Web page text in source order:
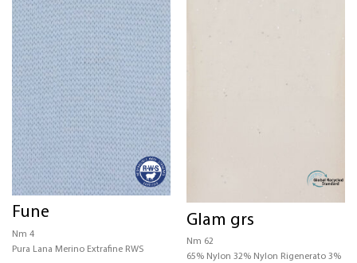
Fune
Nm 4
Pura Lana Merino Extrafine RWS
Glam grs
Nm 62
65% Nylon 32% Nylon Rigenerato 3%